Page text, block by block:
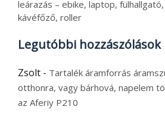
leárazás – ebike, laptop,
kávéfőző, roller
Legutóbbi hozzászólások
Zsolt - Tartalék áramforrás
otthonra, vagy bárhová, napelem
az Aferiy P210